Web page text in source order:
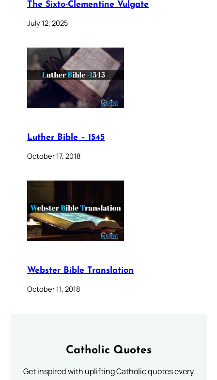
The Sixto-Clementine Vulgate
July 12, 2025
Luther Bible – 1545
October 17, 2018
Webster Bible Translation
October 11, 2018
Catholic Quotes
Get inspired with uplifting Catholic quotes every